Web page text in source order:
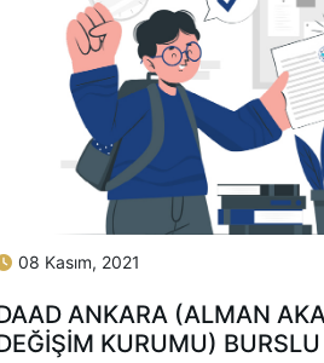
08 Kasım, 2021
ANKARA (ALMAN
KURUMU) BURSLU